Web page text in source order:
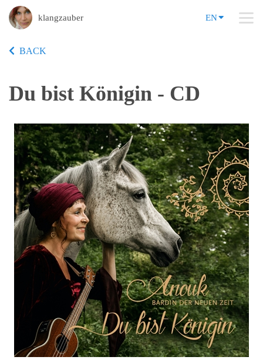
klangzauber EN
BACK
Du bist Königin - CD